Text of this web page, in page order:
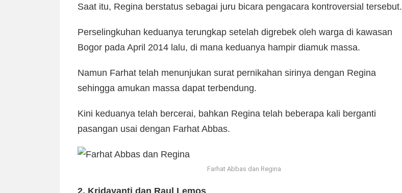
Saat itu, Regina berstatus sebagai juru bicara pengacara kontroversial tersebut.
Perselingkuhan keduanya terungkap setelah digrebek oleh warga di kawasan
Bogor pada April 2014 lalu, di mana keduanya hampir diamuk massa.
Namun Farhat telah menunjukan surat pernikahan sirinya dengan Regina
sehingga amukan massa dapat terbendung.
Kini keduanya telah bercerai, bahkan Regina telah beberapa kali berganti
pasangan usai dengan Farhat Abbas.
Farhat Abbas dan Regina